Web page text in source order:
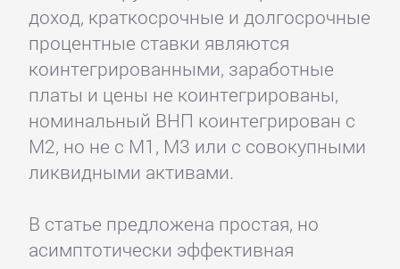
доход, краткосрочные и долгосрочные
процентные ставки являются
коинтегрированными, заработные
платы и цены не коинтегрированы,
номинальный ВНП коинтегрирован с
М2, но не с М1, М3 или с совокупными
ликвидными активами.
В статье предложена простая, но
асимптотически эффективная